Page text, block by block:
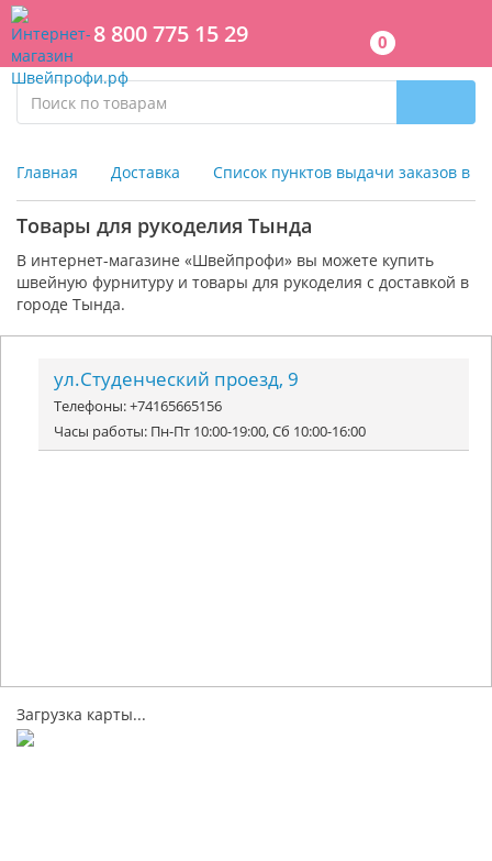
8 800 775 15 29 0
Главная Доставка Список пунктов выдачи заказов в
Товары для рукоделия Тында
В интернет-магазине «Швейпрофи» вы можете купить
швейную фурнитуру и товары для рукоделия с доставкой в
городе Тында.
ул.Студенческий проезд, 9
Телефоны: +74165665156
Часы работы: Пн-Пт 10:00-19:00, Сб 10:00-16:00
Загрузка карты...